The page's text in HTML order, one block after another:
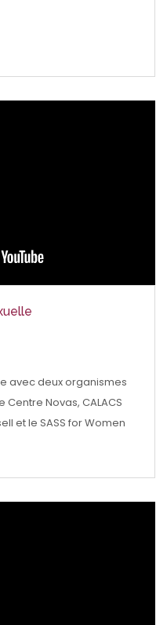
avec deux organismes
Novas, CALACS
et le SASS for Women